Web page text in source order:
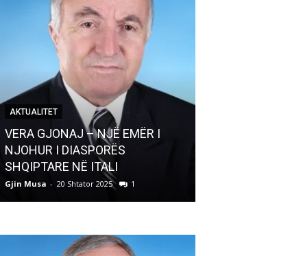
AKTUALITET
VERA GJONAJ – NJË EMËR I
NJOHUR I DIASPORËS
SHQIPTARE NË ITALI
Gjin Musa - 20 Shtator 2025 1